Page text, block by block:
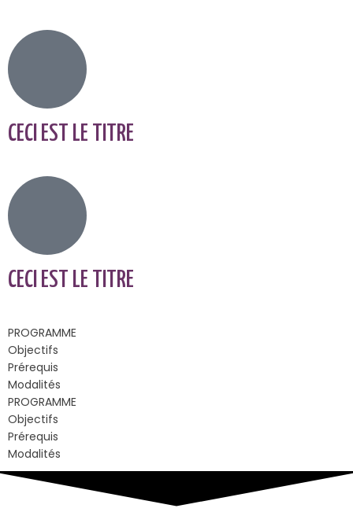
CECI EST LE TITRE
CECI EST LE TITRE
PROGRAMME
Objectifs
Prérequis
Modalités
PROGRAMME
Objectifs
Prérequis
Modalités